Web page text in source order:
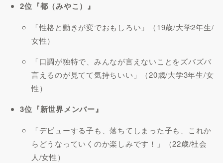
2位『都（みやこ）』
「性格と動きが変でおもしろい」（19歳/大学2年生/
女性）
「口調が独特で、みんなが言えないことをズバズバ
言えるのが見てて気持ちいい」（20歳/大学3年生/女
性）
3位『新世界メンバー』
「デビューする子も、落ちてしまった子も、これか
らどうなっていくのか楽しみです！」（22歳/社会
人/女性）